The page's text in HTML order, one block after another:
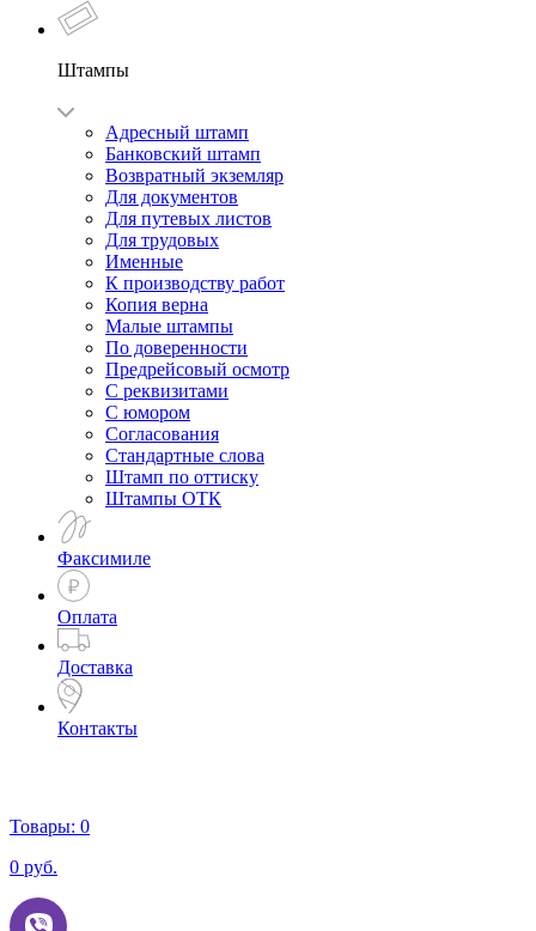
Штампы
Адресный штамп
Банковский штамп
Возвратный экземляр
Для документов
Для путевых листов
Для трудовых
Именные
К производству работ
Копия верна
Малые штампы
По доверенности
Предрейсовый осмотр
С реквизитами
С юмором
Согласования
Стандартные слова
Штамп по оттиску
Штампы ОТК
Факсимиле
Оплата
Доставка
Контакты
Товары: 0
0 руб.